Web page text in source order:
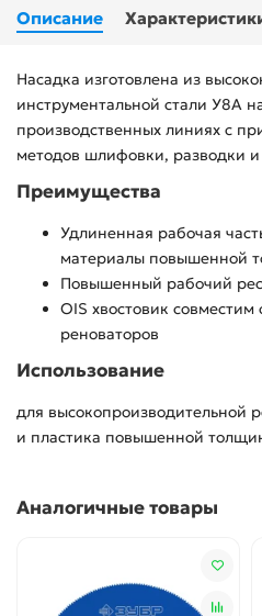
Описание
Насадка изготовлена из
инструментальной стали У8А
производственных линиях с
методов шлифовки, разводки и
Преимущества
Удлиненная рабочая
материалы повышенной
Повышенный рабочий
OIS хвостовик
реноваторов
Использование
для высокопроизводительной
и пластика повышенной
Аналогичные товары